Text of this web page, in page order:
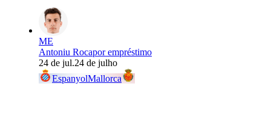
ME
Antoniu Rocapor empréstimo
24 de jul.24 de julho
EspanyolMallorca